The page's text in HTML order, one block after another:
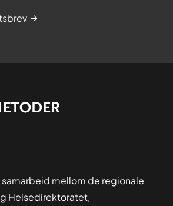
mellom de regionale
Helsedirektoratet,